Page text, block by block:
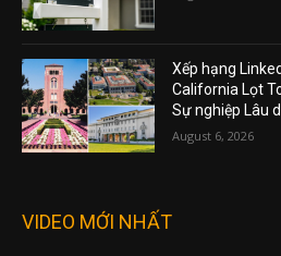
Xếp hạng
California Lọt
Sự nghiệp Lâu
August 6, 2026
VIDEO MỚI NHẤT